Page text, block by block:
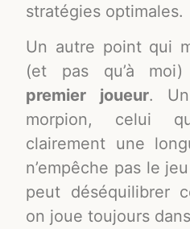
stratégies optimales.
Un autre point qui
(et pas qu’à
premier joueur.
morpion, celui
clairement une
n’empêche pas le
peut déséquilibrer
on joue toujours